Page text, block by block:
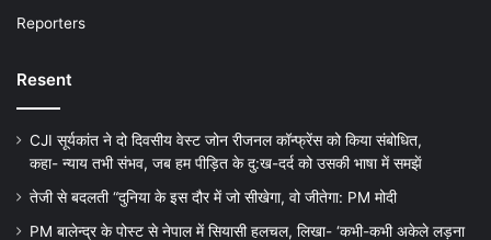
Reporters
Resent
CJI सूर्यकांत ने दो दिवसीय वेस्ट जोन रीजनल कॉन्फ्रेंस को किया संबोधित,
कहा- न्याय तभी संभव, जब हम पीड़ित के दु:ख-दर्द को उसकी भाषा में समझें
तेजी से बदलती “दुनिया के इस दौर में जो सीखेगा, वो जीतेगा: PM मोदी
PM बालेन्द्र के पोस्ट से नेपाल में सियासी हलचल, लिखा- ‘कभी-कभी अकेले लड़ना